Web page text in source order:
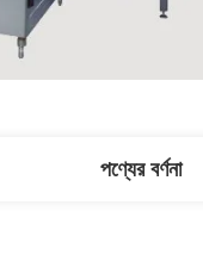
পণ্যের বর্ণনা